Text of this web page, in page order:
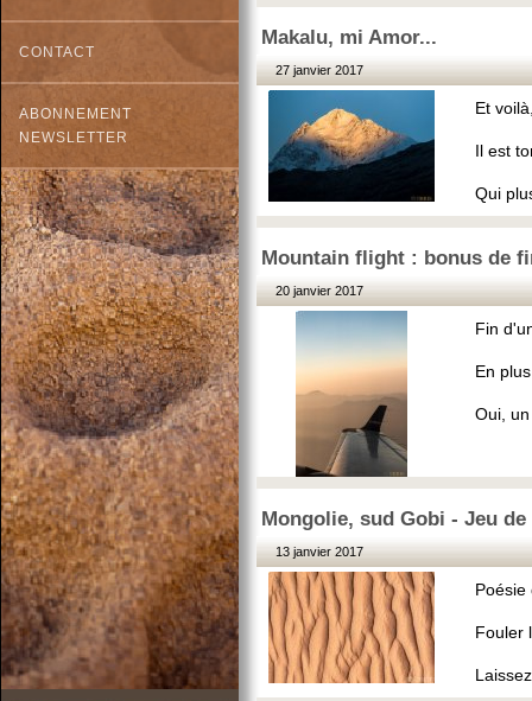
CONTACT
ABONNEMENT
NEWSLETTER
Makalu, mi Amor...
27 janvier 2017
Et
Il est
Qui
Mountain flight : bonus de
20 janvier 2017
Fin
En
Oui,
Mongolie, sud Gobi - Jeu de
13 janvier 2017
Poésie
Fouler